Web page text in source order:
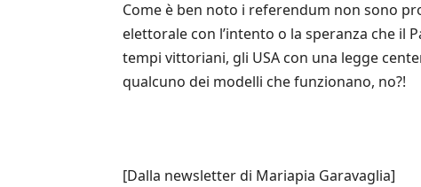
Come è ben noto i referendum non sono
elettorale con l’intento o la speranza che il
tempi vittoriani, gli USA con una legge
qualcuno dei modelli che funzionano, no?!
[Dalla newsletter di Mariapia Garavaglia]